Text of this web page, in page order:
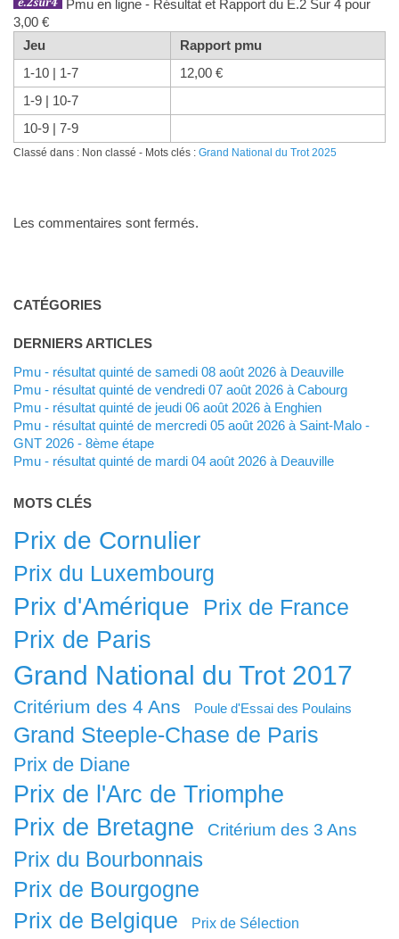
Pmu en ligne - Résultat et Rapport du E.2 Sur 4 pour
3,00 €
Jeu
Rapport pmu
1-10 | 1-7
12,00 €
1-9 | 10-7
10-9 | 7-9
Classé dans : Non classé - Mots clés : Grand National du Trot 2025
Les commentaires sont fermés.
CATÉGORIES
DERNIERS ARTICLES
Pmu - résultat quinté de samedi 08 août 2026 à Deauville
Pmu - résultat quinté de vendredi 07 août 2026 à Cabourg
Pmu - résultat quinté de jeudi 06 août 2026 à Enghien
Pmu - résultat quinté de mercredi 05 août 2026 à Saint-Malo -
GNT 2026 - 8ème étape
Pmu - résultat quinté de mardi 04 août 2026 à Deauville
MOTS CLÉS
Prix de Cornulier
Prix du Luxembourg
Prix d'Amérique Prix de France
Prix de Paris
Grand National du Trot 2017
Critérium des 4 Ans Poule d'Essai des Poulains
Grand Steeple-Chase de Paris
Prix de Diane
Prix de l'Arc de Triomphe
Prix de Bretagne
Critérium des 3 Ans
Prix du Bourbonnais
Prix de Bourgogne
Prix de Belgique
Prix de Sélection